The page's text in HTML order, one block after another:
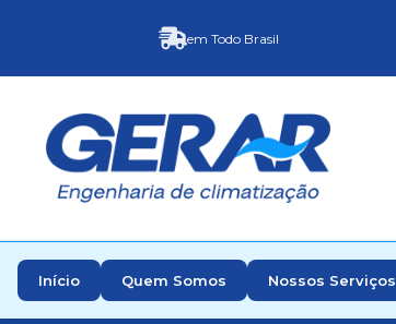
em Todo Brasil
Início Quem Somos Nossos Serviços